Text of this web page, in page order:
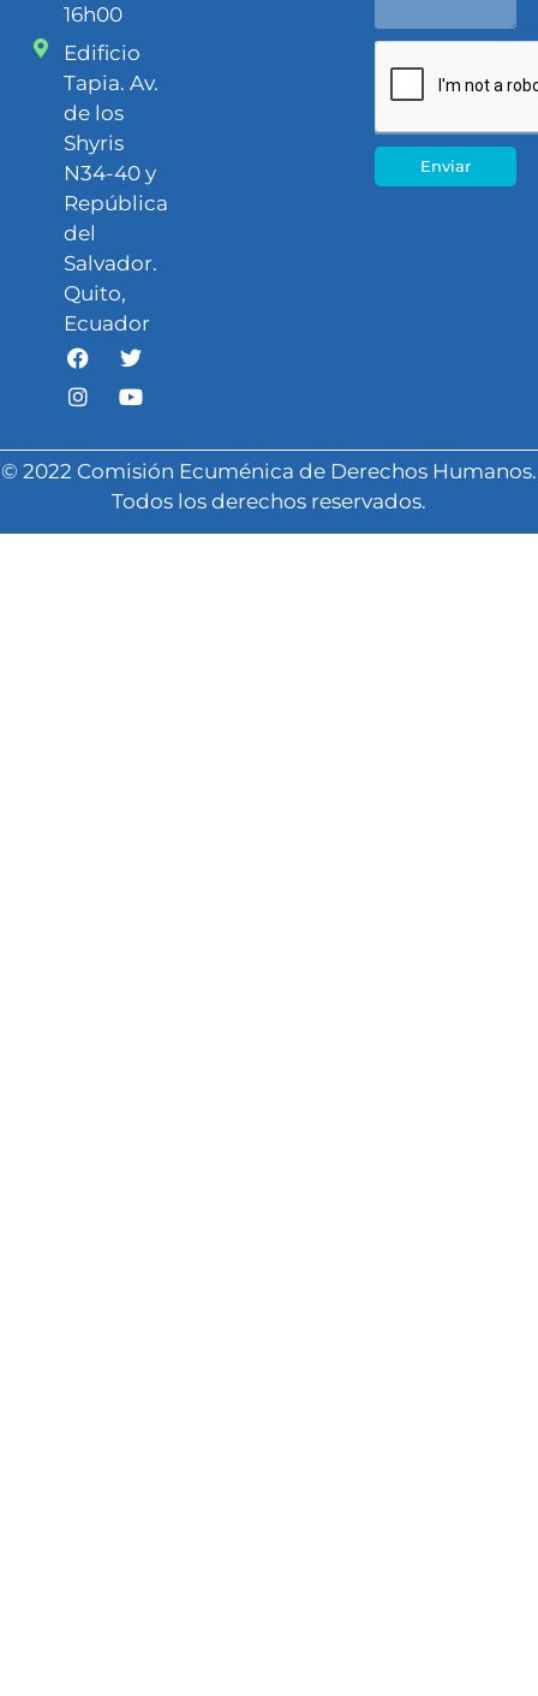
16h00
Edificio
Tapia. Av.
de los
Shyris
N34-40 y
República
del
Salvador.
Quito,
Ecuador
Enviar
© 2022 Comisión Ecuménica de Derechos Humanos.
Todos los derechos reservados.